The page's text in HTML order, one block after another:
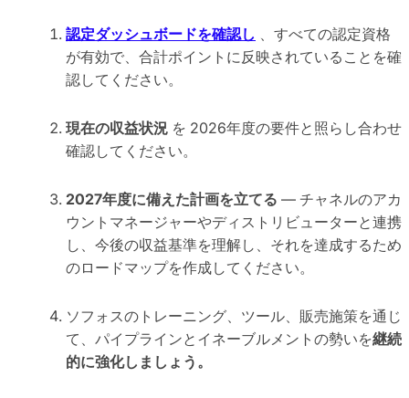
認定ダッシュボードを確認し 、すべての認定資格
が有効で、合計ポイントに反映されていることを確
認してください。
現在の収益状況 を 2026年度の要件と照らし合わせ
確認してください。
2027年度に備えた計画を立てる — チャネルのアカ
ウントマネージャーやディストリビューターと連携
し、今後の収益基準を理解し、それを達成するため
のロードマップを作成してください。
ソフォスのトレーニング、ツール、販売施策を通じ
て、パイプラインとイネーブルメントの勢いを継続
的に強化しましょう。